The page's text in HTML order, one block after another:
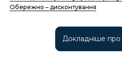
Обережно – дисконтування
Докладніше про